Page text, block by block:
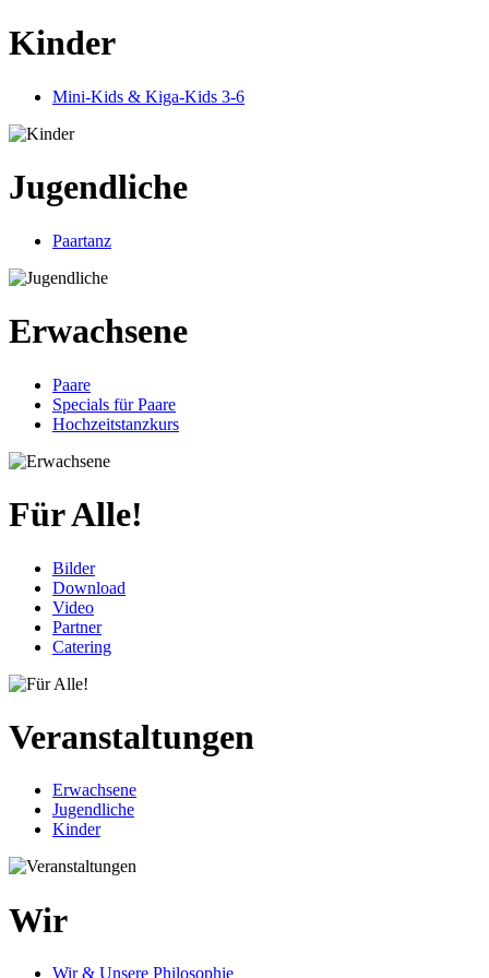
Kinder
Mini-Kids & Kiga-Kids 3-6
Jugendliche
Paartanz
Erwachsene
Paare
Specials für Paare
Hochzeitstanzkurs
Für Alle!
Bilder
Download
Video
Partner
Catering
Veranstaltungen
Erwachsene
Jugendliche
Kinder
Wir
Wir & Unsere Philosophie